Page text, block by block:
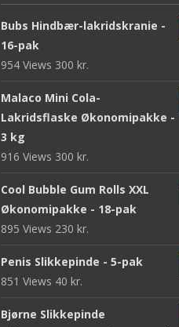
Bubs Hindbær-lakridskranie -
16-pak
954 Views 300 kr.
Malaco Mini Cola-
Lakridsflaske Økonomipakke -
3 kg
916 Views 300 kr.
Cool Bubble Gum Rolls XXL
Økonomipakke - 18-pak
895 Views 230 kr.
Penis Slikkepinde - 5-pak
851 Views 40 kr.
Bjørne Slikkepinde